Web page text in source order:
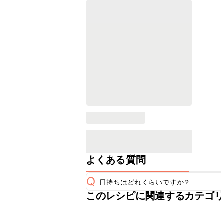
よくある質問
Q 日持ちはどれくらいですか？
保存期間は常温で2~3日が目安です
このレシピに関連するカテゴ